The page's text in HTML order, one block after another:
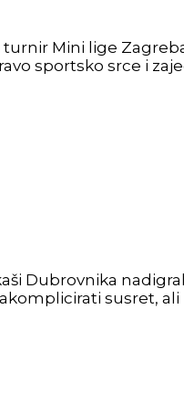
Mini lige
sportsko srce i
Dubrovnika
susret,